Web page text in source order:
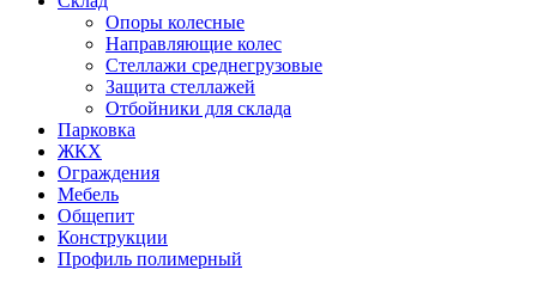
Опоры колесные
Направляющие колес
Стеллажи среднегрузовые
Защита стеллажей
Отбойники для склада
Парковка
ЖКХ
Ограждения
Мебель
Общепит
Конструкции
Профиль полимерный